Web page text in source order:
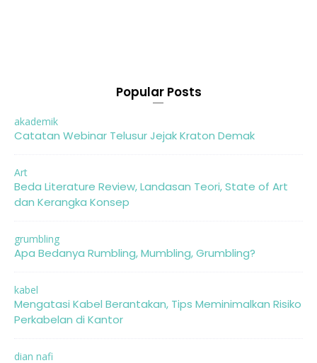
Popular Posts
akademik
Catatan Webinar Telusur Jejak Kraton Demak
Art
Beda Literature Review, Landasan Teori, State of Art
dan Kerangka Konsep
grumbling
Apa Bedanya Rumbling, Mumbling, Grumbling?
kabel
Mengatasi Kabel Berantakan, Tips Meminimalkan Risiko
Perkabelan di Kantor
dian nafi